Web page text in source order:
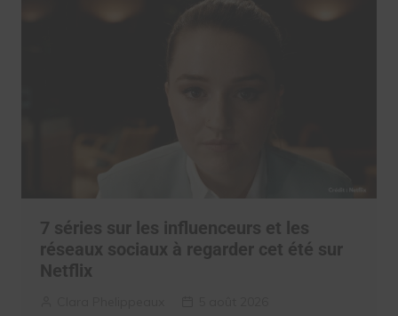
7 séries sur les influenceurs et les
réseaux sociaux à regarder cet été sur
Netflix